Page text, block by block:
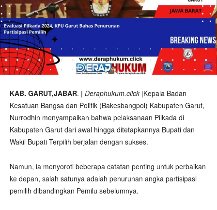
KAB. GARUT,JABAR. | Deraphukum.click |Kepala Badan
Kesatuan Bangsa dan Politik (Bakesbangpol) Kabupaten Garut,
Nurrodhin menyampaikan bahwa pelaksanaan Pilkada di
Kabupaten Garut dari awal hingga ditetapkannya Bupati dan
Wakil Bupati Terpilih berjalan dengan sukses.
Namun, ia menyoroti beberapa catatan penting untuk perbaikan
ke depan, salah satunya adalah penurunan angka partisipasi
pemilih dibandingkan Pemilu sebelumnya.